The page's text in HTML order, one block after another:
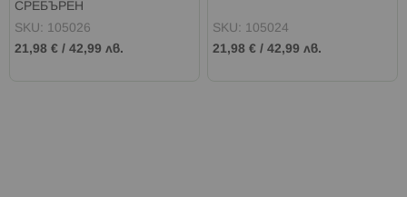
СРЕБЪРЕН
SKU: 105026
21,98 € / 42,99 лв.
SKU: 105024
21,98 € /42,99 лв.